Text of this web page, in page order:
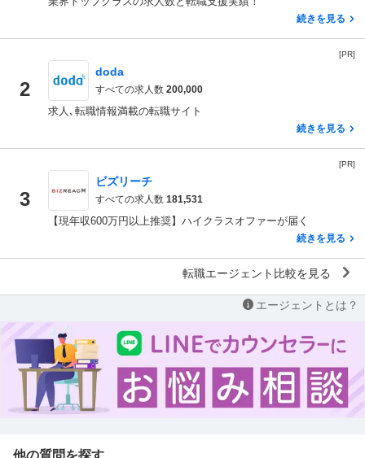
続きを見る
[PR]
2
doda
すべての求人数 200,000
求人､転職情報満載の転職サイト
続きを見る
[PR]
3
ビズリーチ
すべての求人数 181,531
【現年収600万円以上推奨】ハイクラスオファーが届く
続きを見る
転職エージェント比較を見る
エージェントとは？
他の質問を探す